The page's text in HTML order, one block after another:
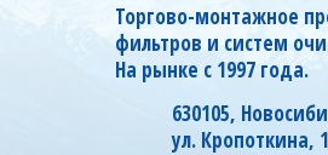
Торгово-монтажное
фильтров и систем
На рынке с 1997 года.
630105,
ул. Кропоткина,